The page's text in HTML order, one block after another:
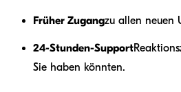
Früher Zugangzu allen neuen
24-Stunden-Support
Sie haben könnten.